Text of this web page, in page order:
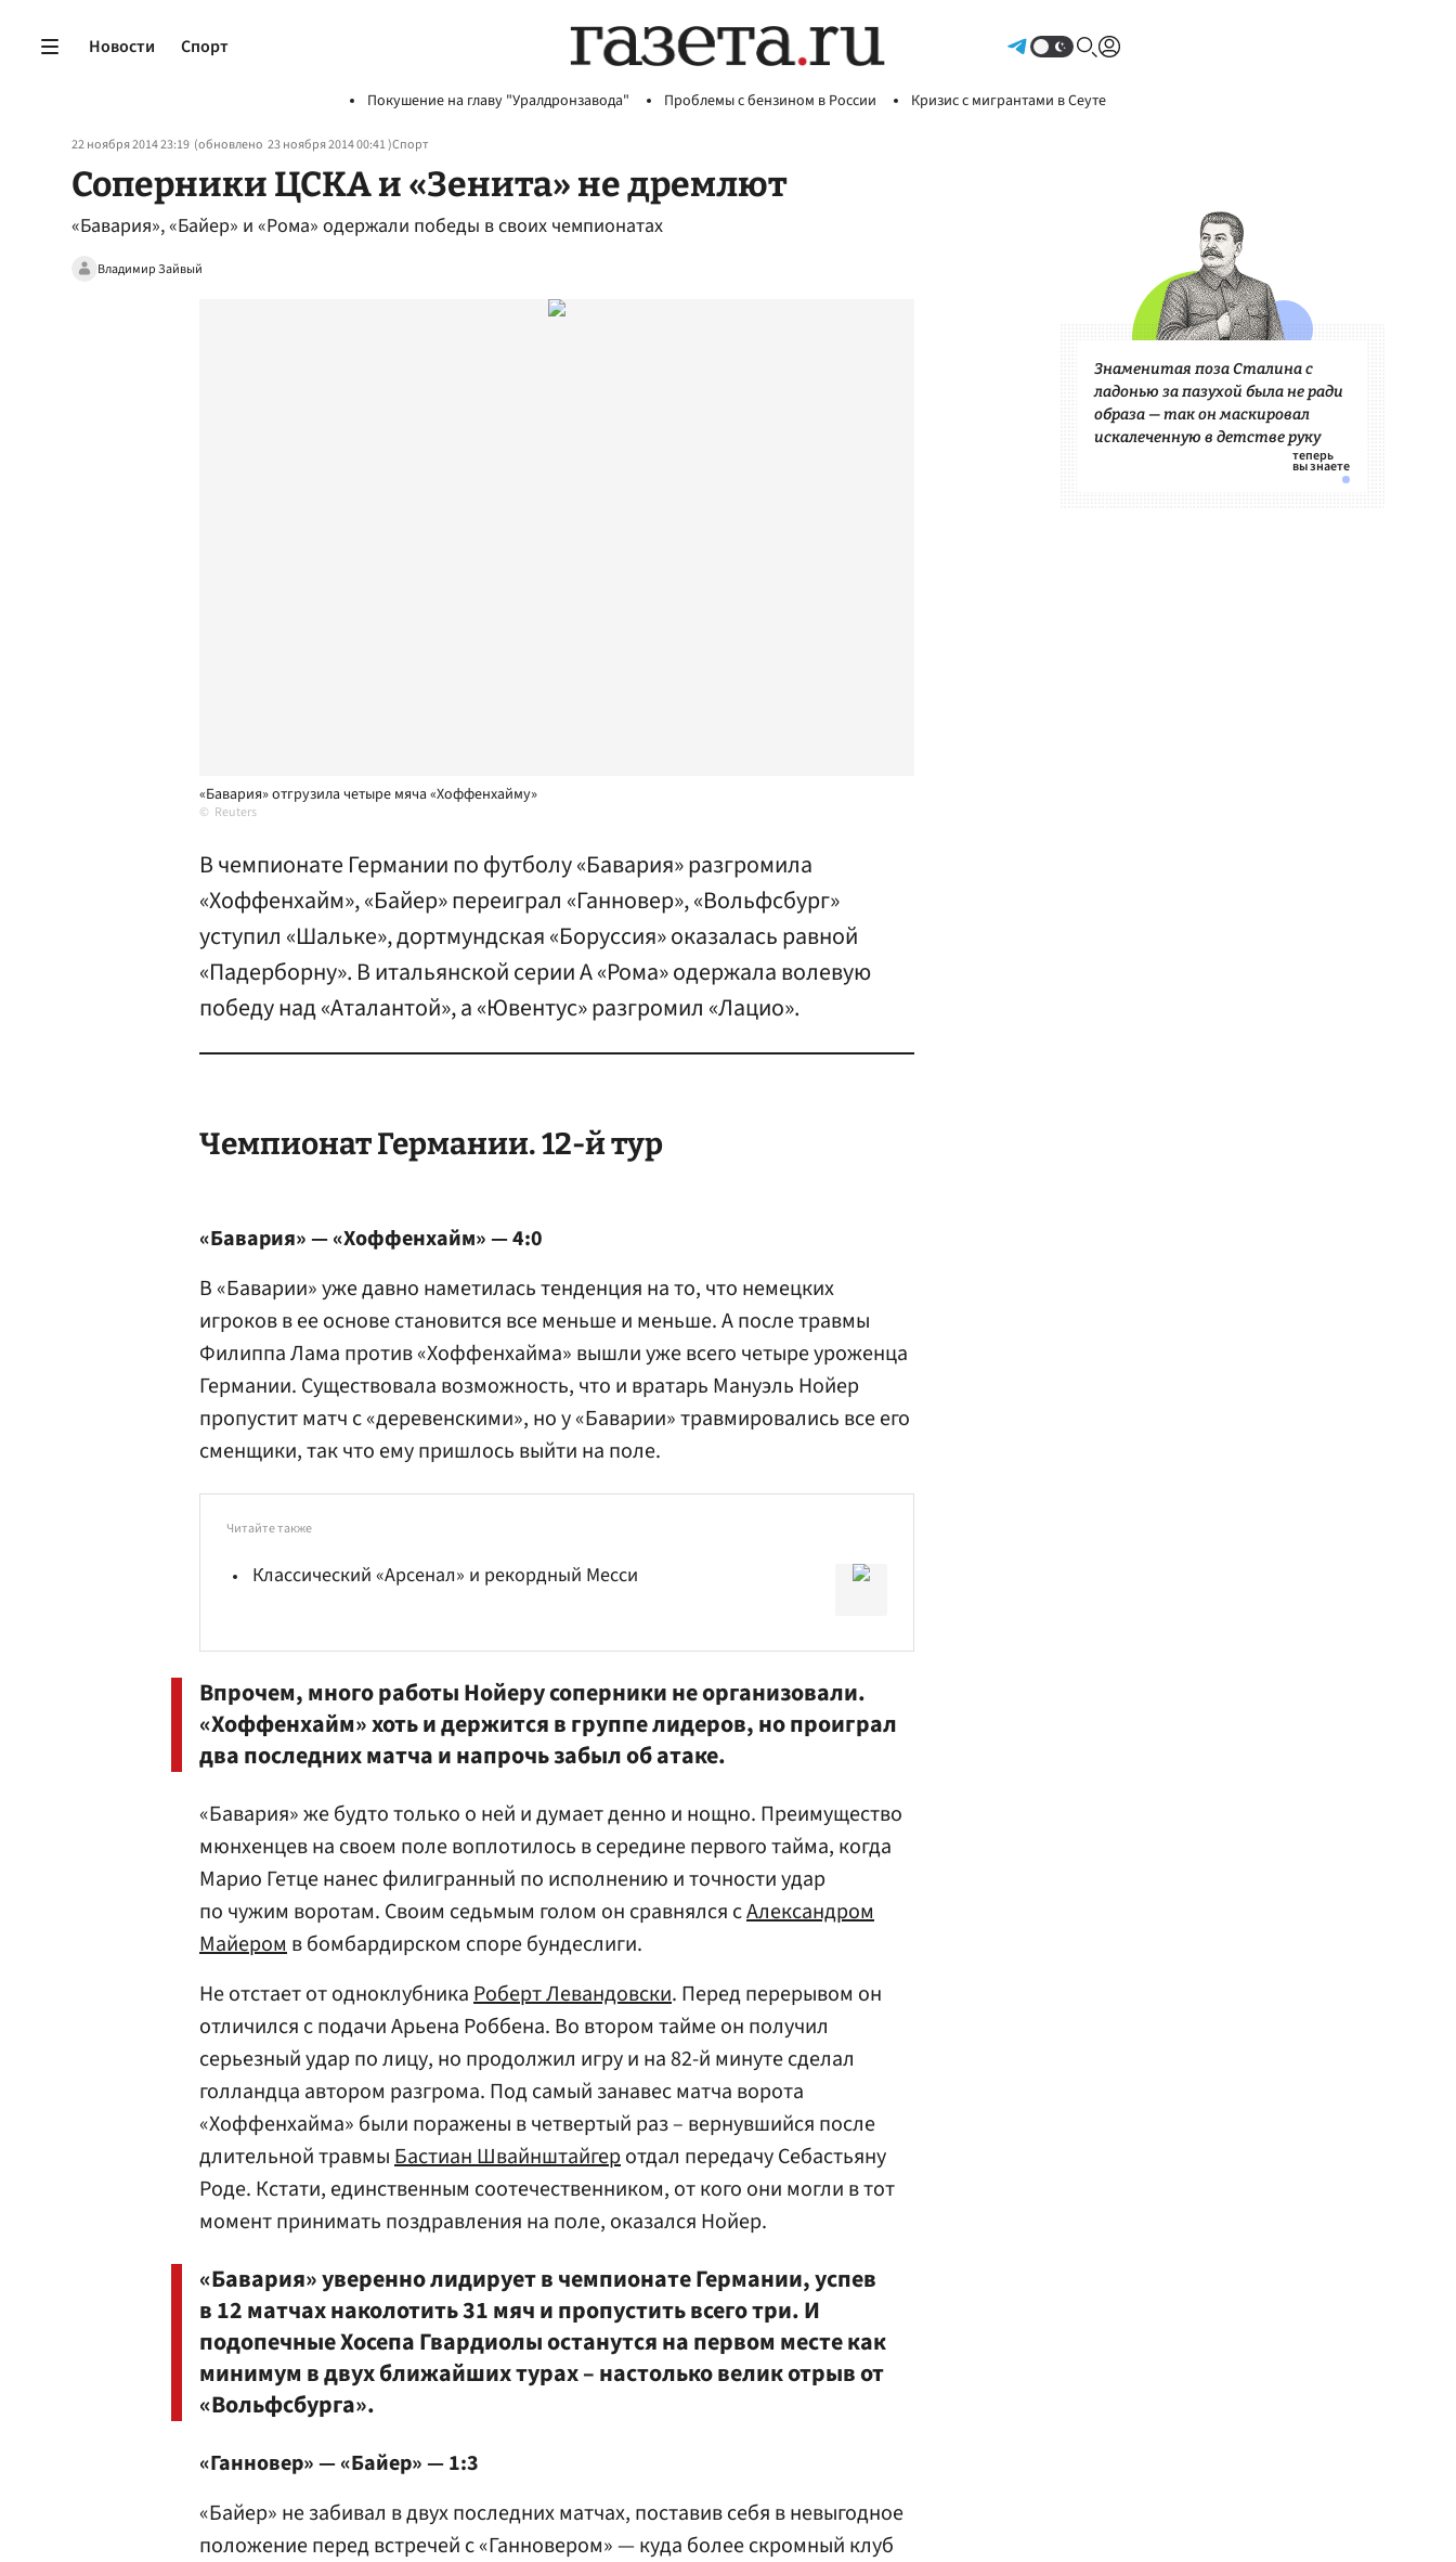
Новости Спорт
Покушение на главу "Уралдронзавода" Проблемы с бензином в России Кризис с мигрантами в Сеуте
22 ноября 2014 23:19 (обновлено 23 ноября 2014 00:41)Спорт
Соперники ЦСКА и «Зенита» не дремлют
«Бавария», «Байер» и «Рома» одержали победы в своих чемпионатах
Владимир Зайвый
«Бавария» отгрузила четыре мяча «Хоффенхайму»
Reuters
В чемпионате Германии по футболу «Бавария» разгромила
«Хоффенхайм», «Байер» переиграл «Ганновер», «Вольфсбург»
уступил «Шальке», дортмундская «Боруссия» оказалась равной
«Падерборну». В итальянской серии А «Рома» одержала волевую
победу над «Аталантой», а «Ювентус» разгромил «Лацио».
Чемпионат Германии. 12-й тур
«Бавария» — «Хоффенхайм» — 4:0
В «Баварии» уже давно наметилась тенденция на то, что немецких
игроков в ее основе становится все меньше и меньше. А после травмы
Филиппа Лама против «Хоффенхайма» вышли уже всего четыре уроженца
Германии. Существовала возможность, что и вратарь Мануэль Нойер
пропустит матч с «деревенскими», но у «Баварии» травмировались все его
сменщики, так что ему пришлось выйти на поле.
Читайте также
Классический «Арсенал» и рекордный Месси
Впрочем, много работыНойерусоперники не организовали.
«Хоффенхайм» хоть и держится в группе лидеров, но проиграл
два последних матча и напрочь забыл об атаке.
«Бавария» же будто только о ней и думает денно и нощно. Преимущество
мюнхенцев на своем поле воплотилось в середине первого тайма, когда
Марио Гетце нанес филигранный по исполнению и точности удар
по чужим воротам. Своим седьмым голом он сравнялся сАлександром
Майеромв бомбардирском споре бундеслиги.
Не отстает от одноклубникаРоберт Левандовски. Перед перерывом он
отличился с подачи Арьена Роббена. Во втором тайме он получил
серьезный удар по лицу, но продолжил игру и на 82-й минуте сделал
голландца автором разгрома. Под самый занавес матча ворота
«Хоффенхайма» были поражены в четвертый раз – вернувшийся после
длительной травмыБастиан Швайнштайгеротдал передачу Себастьяну
Роде. Кстати, единственным соотечественником, от кого они могли в тот
момент принимать поздравления на поле, оказался Нойер.
«Бавария» уверенно лидирует в чемпионате Германии, успев
в 12 матчах наколотить 31 мяч и пропустить всего три. И
подопечные Хосепа Гвардиолы останутся на первом месте как
минимум в двух ближайших турах – настолько велик отрыв от
«Вольфсбурга».
«Ганновер» — «Байер» — 1:3
«Байер» не забивал в двух последних матчах, поставив себя в невыгодное
положение перед встречей с «Ганновером» — куда более скромный клуб
Знаменитая поза Сталина с
ладонью за пазухой была не ради
образа — так он маскировал
искалеченную в детстве руку